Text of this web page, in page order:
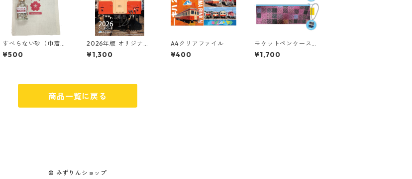
すべらない砂（巾着セ
ット）
¥500
2026年版 オリジナル
カレンダー
¥1,300
A4クリアファイル
¥400
モケットペンケース
（２カラー）
¥1,700
商品一覧に戻る
© みずりんショップ